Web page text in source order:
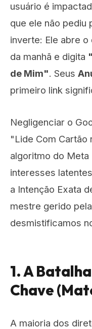
usuário é
que ele não pediu
inverte: Ele abre
da manhã e digita
de Mim". Seus
primeiro link
Negligenciar o
"Lide Com Cartão
algoritmo do
interesses
a Intenção Exata
mestre gerido
desmistificamos
1. A
Chave
A maioria dos